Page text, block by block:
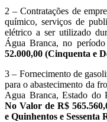
2 – Contratações de
químico, serviços de
elétrico a ser utilizado
Água Branca, no
52.000,00 (Cinquenta e
3 – Fornecimento de
para o abastecimento da
Agua Branca, Estado do
No Valor de R$
e Quinhentos e Sessenta